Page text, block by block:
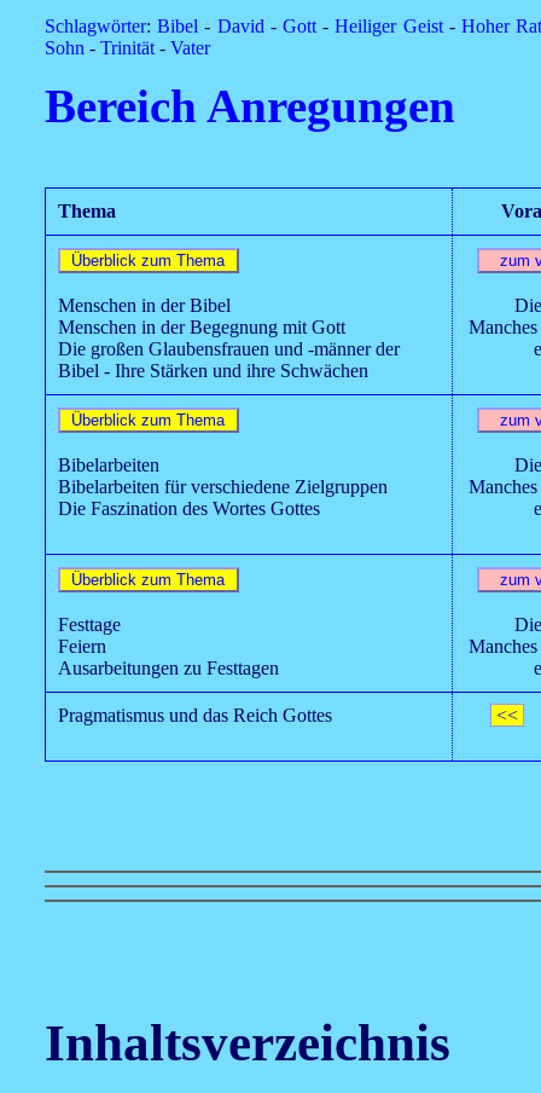
Schlagwörter:Bibel - David - Gott-Heiliger Geist- Hoher
Sohn - Trinität- Vater
Bereich Anregungen
Thema
Menschen in der Bibel
Menschen in der Begegnung mit Gott
Die großen Glaubensfrauen und -männer der
Bibel - Ihre Stärken und ihre Schwächen
Bibelarbeiten
Bibelarbeiten für verschiedene Zielgruppen
Die Faszination des Wortes Gottes
Festtage
Feiern
Ausarbeitungen zu Festtagen
Pragmatismus und das Reich Gottes <<
Inhaltsverzeichnis